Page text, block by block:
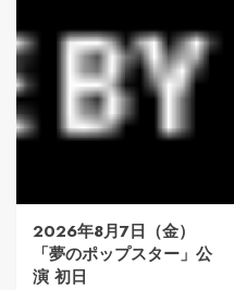
2026年8月7日（金）
「夢のポップスター」公
演 初日